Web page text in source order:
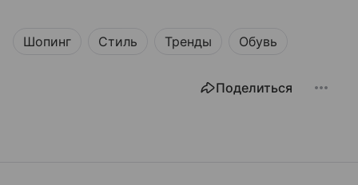
Шопинг Стиль Тренды Обувь
Поделиться